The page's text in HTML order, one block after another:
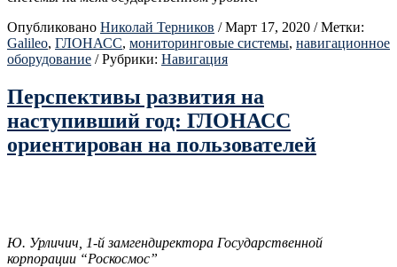
Опубликовано Николай Терников / Март 17, 2020 / Метки:
Galileo, ГЛОНАСС, мониторинговые системы, навигационное
оборудование / Рубрики: Навигация
Перспективы развития на
наступивший год: ГЛОНАСС
ориентирован на пользователей
Ю. Урличич, 1-й замгендиректора Государственной
корпорации “Роскосмос”